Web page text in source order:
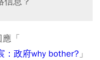
「
：政府why bother? 」